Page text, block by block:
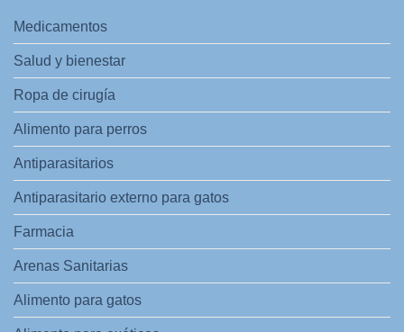
Medicamentos
Salud y bienestar
Ropa de cirugía
Alimento para perros
Antiparasitarios
Antiparasitario externo para gatos
Farmacia
Arenas Sanitarias
Alimento para gatos